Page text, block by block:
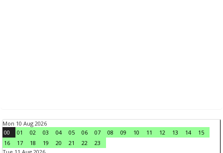
Mon 10 Aug 2026
00
01 02 03 04 05 06 07 08 09 10 11 12 13 14
15
16
17 18 19 20 21 22
23